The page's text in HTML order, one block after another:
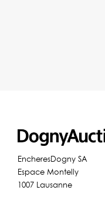
EncheresDogny SA
Espace Montelly
1007 Lausanne